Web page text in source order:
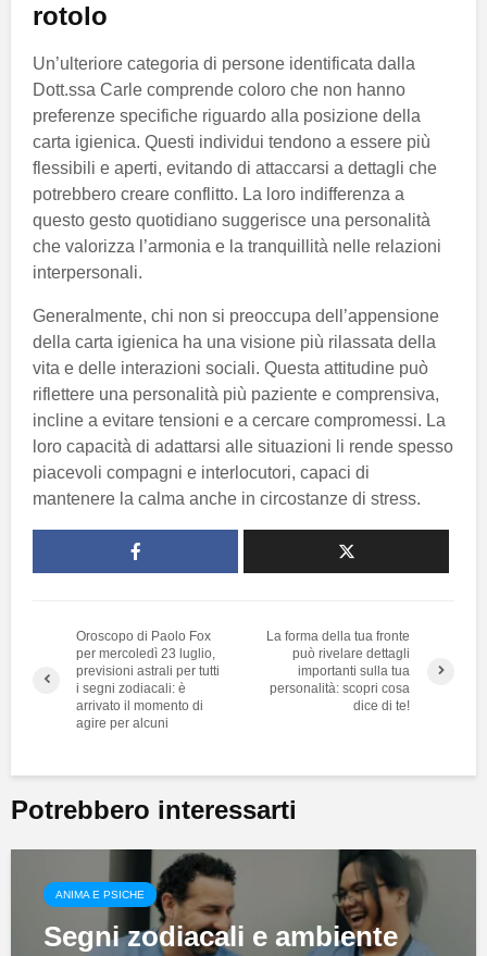
rotolo
Un’ulteriore categoria di persone identificata dalla
Dott.ssa Carle comprende coloro che non hanno
preferenze specifiche riguardo alla posizione della
carta igienica. Questi individui tendono a essere più
flessibili e aperti, evitando di attaccarsi a dettagli che
potrebbero creare conflitto. La loro indifferenza a
questo gesto quotidiano suggerisce una personalità
che valorizza l’armonia e la tranquillità nelle relazioni
interpersonali.
Generalmente, chi non si preoccupa dell’appensione
della carta igienica ha una visione più rilassata della
vita e delle interazioni sociali. Questa attitudine può
riflettere una personalità più paziente e comprensiva,
incline a evitare tensioni e a cercare compromessi. La
loro capacità di adattarsi alle situazioni li rende spesso
piacevoli compagni e interlocutori, capaci di
mantenere la calma anche in circostanze di stress.
Oroscopo di Paolo Fox
per mercoledì 23 luglio,
previsioni astrali per tutti
i segni zodiacali: è
arrivato il momento di
agire per alcuni
La forma della tua fronte
può rivelare dettagli
importanti sulla tua
personalità: scopri cosa
dice di te!
Potrebbero interessarti
ANIMA E PSICHE
Segni zodiacali e ambiente